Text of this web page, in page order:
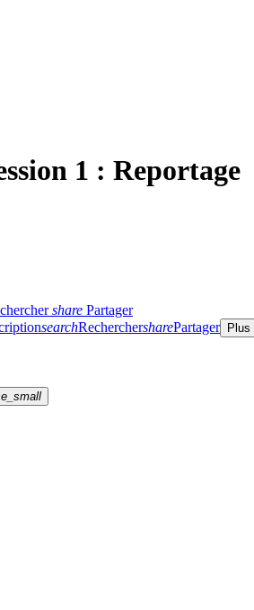
1 : Reportage
share Partager
searchRecherchersharePartager Plus